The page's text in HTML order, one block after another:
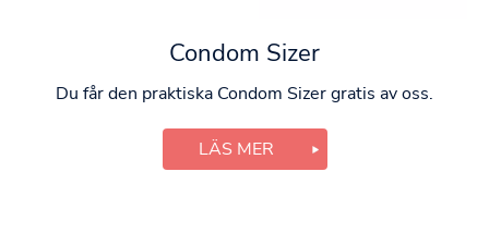
Condom Sizer
Du får den praktiska Condom Sizer gratis av oss.
LÄS MER